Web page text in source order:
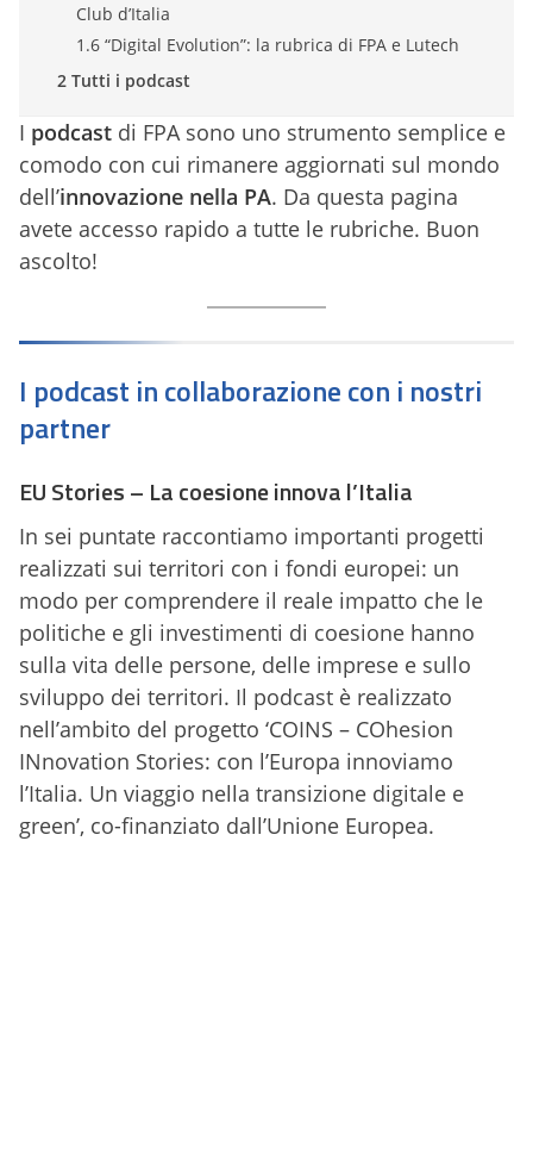
Club d’Italia
1.6 “Digital Evolution”: la rubrica di FPA e Lutech
2 Tutti i podcast
I podcast di FPA sono uno strumento semplice e
comodo con cui rimanere aggiornati sul mondo
dell’innovazione nella PA. Da questa pagina
avete accesso rapido a tutte le rubriche. Buon
ascolto!
I podcast in collaborazione con i nostri
partner
EU Stories – La coesione innova l’Italia
In sei puntate raccontiamo importanti progetti
realizzati sui territori con i fondi europei: un
modo per comprendere il reale impatto che le
politiche e gli investimenti di coesione hanno
sulla vita delle persone, delle imprese e sullo
sviluppo dei territori. Il podcast è realizzato
nell’ambito del progetto ‘COINS – COhesion
INnovation Stories: con l’Europa innoviamo
l’Italia. Un viaggio nella transizione digitale e
green’, co-finanziato dall’Unione Europea.